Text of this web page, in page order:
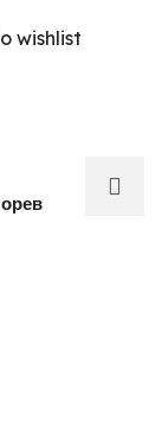
wishlist